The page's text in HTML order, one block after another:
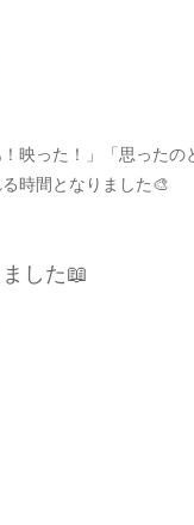
映った！」「思ったの
時間となりました🎨
した📖